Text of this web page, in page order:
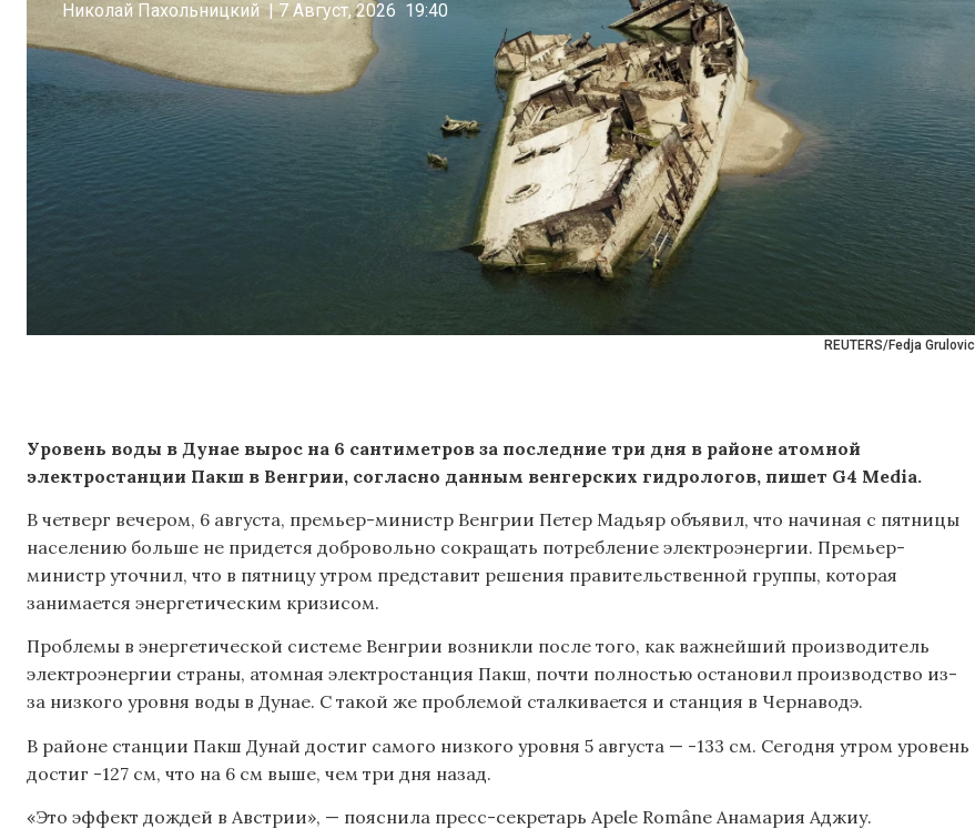
REUTERS/Fedja Grulovic
Николай Пахольницкий | 7 Август, 2026 19:40
Уровень воды в Дунае вырос на 6 сантиметров за последние три дня в районе атомной
электростанции Пакш в Венгрии, согласно данным венгерских гидрологов, пишет G4 Media.
В четверг вечером, 6 августа, премьер-министр Венгрии Петер Мадьяр объявил, что начиная с пятницы
населению больше не придется добровольно сокращать потребление электроэнергии. Премьер-
министр уточнил, что в пятницу утром представит решения правительственной группы, которая
занимается энергетическим кризисом.
Проблемы в энергетической системе Венгрии возникли после того, как важнейший производитель
электроэнергии страны, атомная электростанция Пакш, почти полностью остановил производство из-
за низкого уровня воды в Дунае. С такой же проблемой сталкивается и станция в Чернаводэ.
В районе станции Пакш Дунай достиг самого низкого уровня 5 августа — -133 см. Сегодня утром уровень
достиг -127 см, что на 6 см выше, чем три дня назад.
«Это эффект дождей в Австрии», — пояснила пресс-секретарь Apele Române Анамария Аджиу.